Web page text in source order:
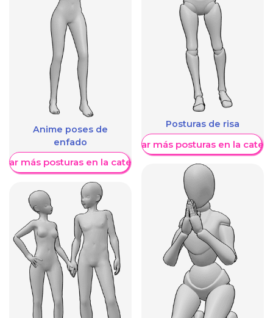
Anime poses de
enfado
más posturas en la categoría
Posturas de risa
Mostrar más posturas en la